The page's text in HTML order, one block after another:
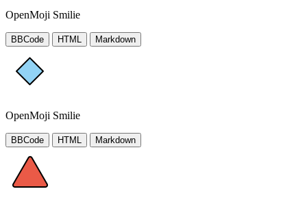
OpenMoji Smilie
BBCode HTML Markdown
OpenMoji Smilie
BBCode HTML Markdown